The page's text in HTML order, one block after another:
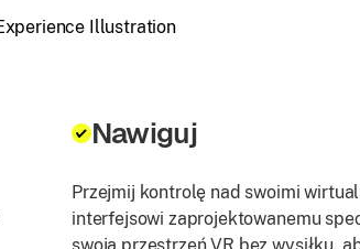
Nawiguj
Przejmij kontrolę nad swoimi
interfejsowi zaprojektowanemu